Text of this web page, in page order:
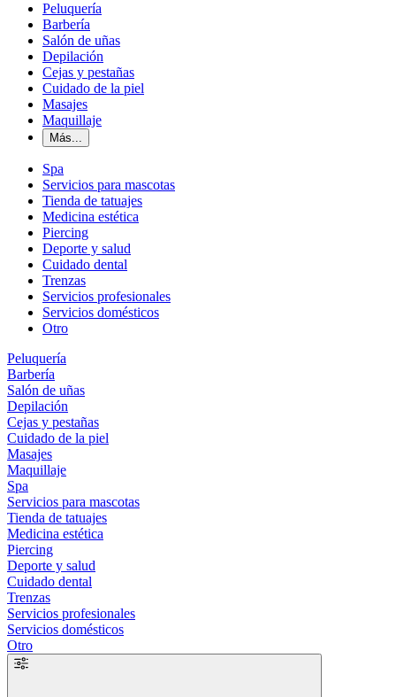
Peluquería
Barbería
Salón de uñas
Depilación
Cejas y pestañas
Cuidado de la piel
Masajes
Maquillaje
Más...
Spa
Servicios para mascotas
Tienda de tatuajes
Medicina estética
Piercing
Deporte y salud
Cuidado dental
Trenzas
Servicios profesionales
Servicios domésticos
Otro
Peluquería
Barbería
Salón de uñas
Depilación
Cejas y pestañas
Cuidado de la piel
Masajes
Maquillaje
Spa
Servicios para mascotas
Tienda de tatuajes
Medicina estética
Piercing
Deporte y salud
Cuidado dental
Trenzas
Servicios profesionales
Servicios domésticos
Otro